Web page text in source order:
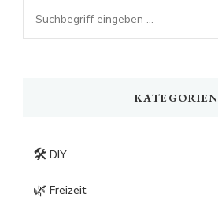
Looking
for
KATEGORIEN
🛠️ DIY
🌿 Freizeit